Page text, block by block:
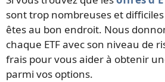
sont trop nombreuses et
êtes au bon endroit. Nous
chaque ETF avec son niveau de
frais pour vous aider à obtenir
parmi vos options.